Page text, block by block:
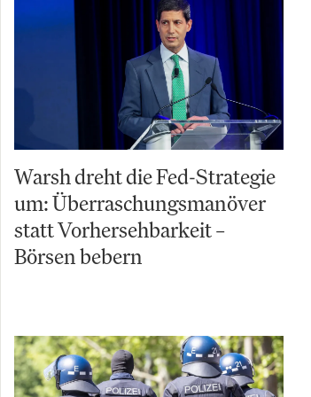
Warsh dreht die Fed-Strategie
um: Überraschungsmanöver
statt Vorhersehbarkeit –
Börsen bebern